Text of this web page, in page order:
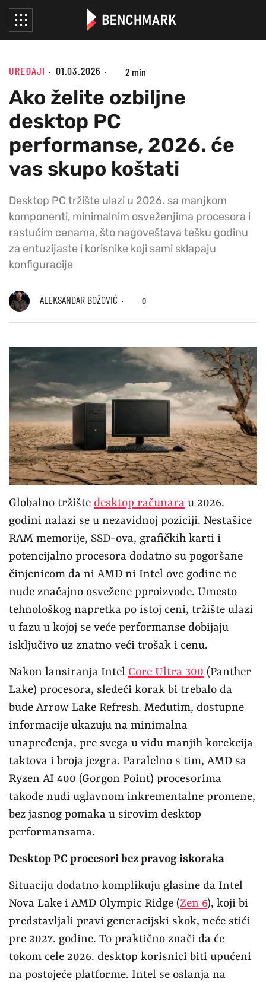
UREĐAJI 01.03.2026 2 min
Ako želite ozbiljne
desktop PC
performanse, 2026. će
vas skupo koštati
Desktop PC tržište ulazi u 2026. sa manjkom
komponenti, minimalnim osveženjima procesora i
rastućim cenama, što nagoveštava tešku godinu
za entuzijaste i korisnike koji sami sklapaju
konfiguracije
ALEKSANDAR BOŽOVIĆ 0
Globalno tržište desktop računara u 2026.
godini nalazi se u nezavidnoj poziciji. Nestašice
RAM memorije, SSD-ova, grafičkih karti i
potencijalno procesora dodatno su pogoršane
činjenicom da ni AMD ni Intel ove godine ne
nude značajno osvežene pproizvode. Umesto
tehnološkog napretka po istoj ceni, tržište ulazi
u fazu u kojoj se veće performanse dobijaju
isključivo uz znatno veći trošak i cenu.
Nakon lansiranja Intel Core Ultra 300 (Panther
Lake) procesora, sledeći korak bi trebalo da
bude Arrow Lake Refresh. Međutim, dostupne
informacije ukazuju na minimalna
unapređenja, pre svega u vidu manjih korekcija
taktova i broja jezgra. Paralelno s tim, AMD sa
Ryzen AI 400 (Gorgon Point) procesorima
takođe nudi uglavnom inkrementalne promene,
bez jasnog pomaka u sirovim desktop
performansama.
Desktop PC procesori bez pravog iskoraka
Situaciju dodatno komplikuju glasine da Intel
Nova Lake i AMD Olympic Ridge (Zen 6), koji bi
predstavljali pravi generacijski skok, neće stići
pre 2027. godine. To praktično znači da će
tokom cele 2026. desktop korisnici biti upućeni
na postojeće platforme. Intel se oslanja na